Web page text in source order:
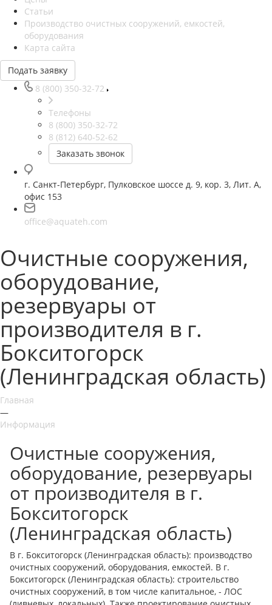
Статьи
Производство очистных сооружений, емкостей,
оборудования
Карта сайта
Подать заявку
8 (800) 350-32-72
Телефоны
8 (800) 350-32-72
8 (812) 640-52-62
Заказать звонок
г. Санкт-Петербург, Пулковское шоссе д. 9, кор. 3, Лит. А,
офис 153
office@aquateh.com
Очистные сооружения,
оборудование,
резервуары от
производителя в г.
Бокситогорск
(Ленинградская область)
Главная
—
Информация
Очистные сооружения,
оборудование, резервуары
от производителя в г.
Бокситогорск
(Ленинградская область)
В г. Бокситогорск (Ленинградская область): производство
очистных сооружений, оборудования, емкостей. В г.
Бокситогорск (Ленинградская область): строительство
очистных сооружений, в том числе капитальное, - ЛОС